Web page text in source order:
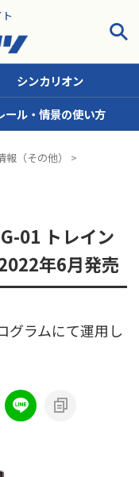
トーマス）
）
シンカリオン
ール・情景の使い方
報（その他）
>
01 トレイン
年6月発売
グラムにて運用し